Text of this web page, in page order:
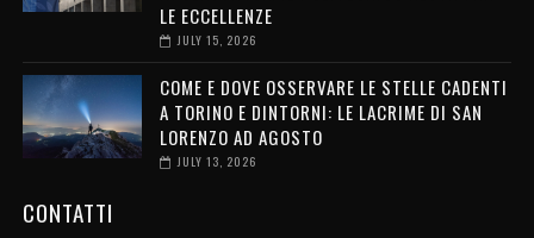
LE ECCELLENZE
JULY 15, 2026
COME E DOVE OSSERVARE LE STELLE CADENTI
A TORINO E DINTORNI: LE LACRIME DI SAN
LORENZO AD AGOSTO
JULY 13, 2026
CONTATTI